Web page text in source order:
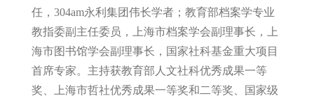
任，304am永利集团伟长学者；教育部档案学专业
教指委副主任委员，上海市档案学会副理事长，上
海市图书馆学会副理事长，国家社科基金重大项目
首席专家。主持获教育部人文社科优秀成果一等
奖、上海市哲社优秀成果一等奖和二等奖、国家级